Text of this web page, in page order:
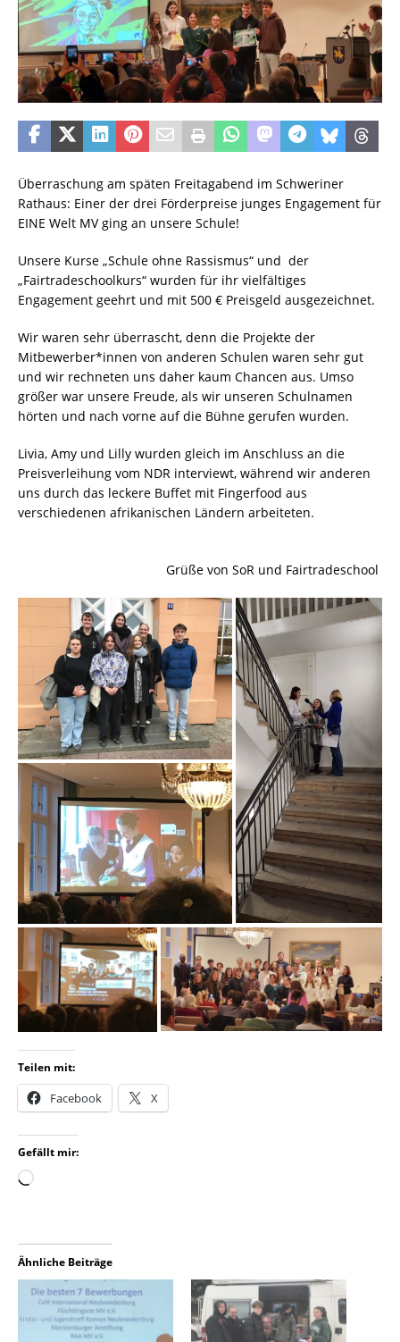
Überraschung am späten Freitagabend im Schweriner
Rathaus: Einer der drei Förderpreise junges Engagement für
EINE Welt MV ging an unsere Schule!
Unsere Kurse „Schule ohne Rassismus“ und der
„Fairtradeschoolkurs“ wurden für ihr vielfältiges
Engagement geehrt und mit 500 € Preisgeld ausgezeichnet.
Wir waren sehr überrascht, denn die Projekte der
Mitbewerber*innen von anderen Schulen waren sehr gut
und wir rechneten uns daher kaum Chancen aus. Umso
größer war unsere Freude, als wir unseren Schulnamen
hörten und nach vorne auf die Bühne gerufen wurden.
Livia, Amy und Lilly wurden gleich im Anschluss an die
Preisverleihung vom NDR interviewt, während wir anderen
uns durch das leckere Buffet mit Fingerfood aus
verschiedenen afrikanischen Ländern arbeiteten.
Grüße von SoR und Fairtradeschool
Teilen mit:
Facebook X
Gefällt mir:
Ähnliche Beiträge